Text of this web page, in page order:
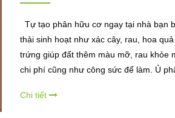
Tự tạo phân hữu cơ ngay tại nhà bạn
thải sinh hoạt như xác cây, rau, hoa
trứng giúp đất thêm màu mỡ, rau khỏe
chi phí cũng như công sức để làm. Ủ
Chi tiết